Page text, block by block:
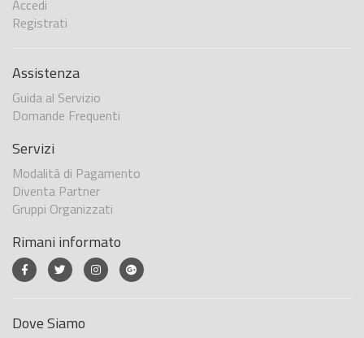
Accedi
Registrati
Assistenza
Guida al Servizio
Domande Frequenti
Servizi
Modalità di Pagamento
Diventa Partner
Gruppi Organizzati
Rimani informato
Dove Siamo